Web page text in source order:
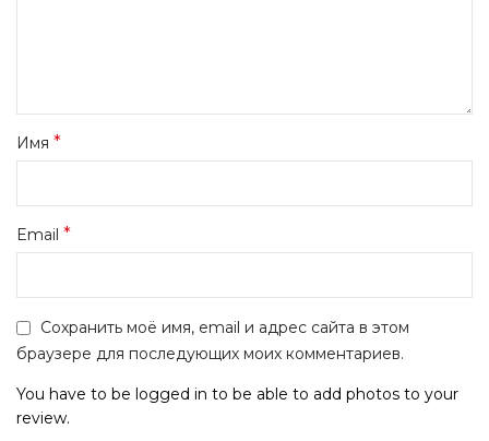
Имя *
Email *
Сохранить моё имя, email и адрес сайта в этом
браузере для последующих моих комментариев.
You have to be logged in to be able to add photos to your
review.